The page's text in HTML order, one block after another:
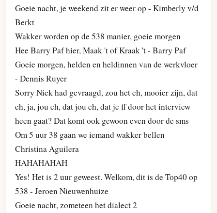
Goeie nacht, je weekend zit er weer op - Kimberly v/d
Berkt
Wakker worden op de 538 manier, goeie morgen
Hee Barry Paf hier, Maak 't of Kraak 't - Barry Paf
Goeie morgen, helden en heldinnen van de werkvloer
- Dennis Ruyer
Sorry Niek had gevraagd, zou het eh, mooier zijn, dat
eh, ja, jou eh, dat jou eh, dat je ff door het interview
heen gaat? Dat komt ook gewoon even door de sms
Om 5 uur 38 gaan we iemand wakker bellen
Christina Aguilera
HAHAHAHAH
Yes! Het is 2 uur geweest. Welkom, dit is de Top40 op
538 - Jeroen Nieuwenhuize
Goeie nacht, zometeen het dialect 2